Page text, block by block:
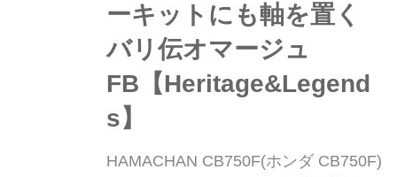
ーキットにも軸を置く
バリ伝オマージュ
FB【Heritage&Legend
s】
HAMACHAN CB750F(ホンダ CB750F)